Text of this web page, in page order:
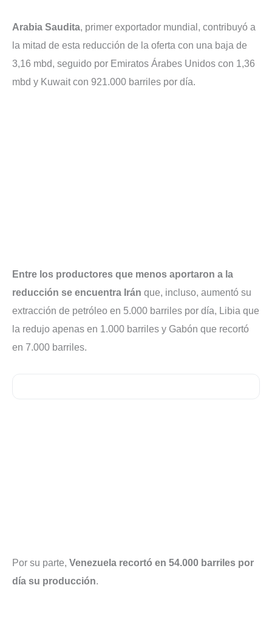
Arabia Saudita, primer exportador mundial, contribuyó a
la mitad de esta reducción de la oferta con una baja de
3,16 mbd, seguido por Emiratos Árabes Unidos con 1,36
mbd y Kuwait con 921.000 barriles por día.
Entre los productores que menos aportaron a la
reducción se encuentra Irán que, incluso, aumentó su
extracción de petróleo en 5.000 barriles por día, Libia que
la redujo apenas en 1.000 barriles y Gabón que recortó
en 7.000 barriles.
Por su parte, Venezuela recortó en 54.000 barriles por
día su producción.